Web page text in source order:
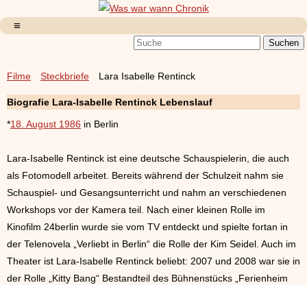
Filme Steckbriefe Lara Isabelle Rentinck
Biografie Lara-Isabelle Rentinck Lebenslauf
*18. August 1986 in Berlin
Lara-Isabelle Rentinck ist eine deutsche Schauspielerin, die auch
als Fotomodell arbeitet. Bereits während der Schulzeit nahm sie
Schauspiel- und Gesangsunterricht und nahm an verschiedenen
Workshops vor der Kamera teil. Nach einer kleinen Rolle im
Kinofilm 24berlin wurde sie vom TV entdeckt und spielte fortan in
der Telenovela „Verliebt in Berlin“ die Rolle der Kim Seidel. Auch im
Theater ist Lara-Isabelle Rentinck beliebt: 2007 und 2008 war sie in
der Rolle „Kitty Bang“ Bestandteil des Bühnenstücks „Ferienheim